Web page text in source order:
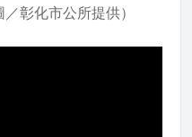
彰化市公所提供）